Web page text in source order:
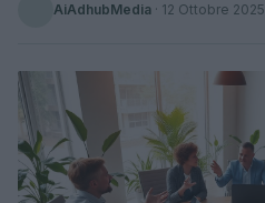
AiAdhubMedia · 12 Ottobre 2025